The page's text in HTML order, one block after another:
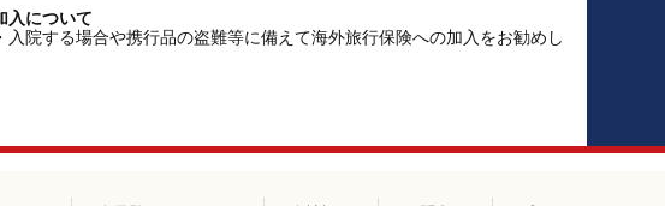
入について
院する場合や携行品の盗難等に備えて海外旅行保険への加入をお勧めし